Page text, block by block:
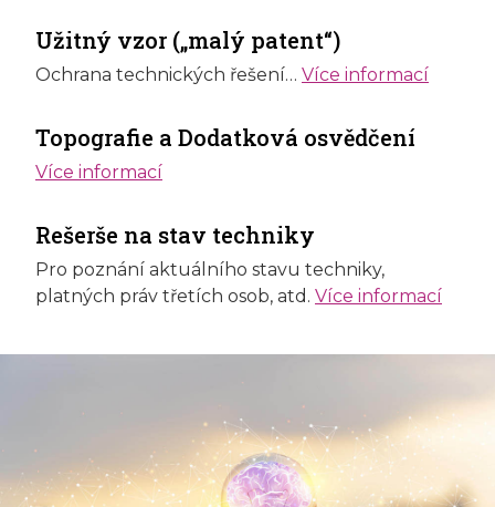
Užitný vzor („malý patent“)
Ochrana technických řešení… Více informací
Topografie a Dodatková osvědčení
Více informací
Rešerše na stav techniky
Pro poznání aktuálního stavu techniky,
platných práv třetích osob, atd. Více informací